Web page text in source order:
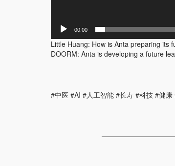
00:00
Little Huang: How is Anta preparing its
DOORM: Anta is developing a future
#中医 #AI #人工智能 #长寿 #科技 #健康